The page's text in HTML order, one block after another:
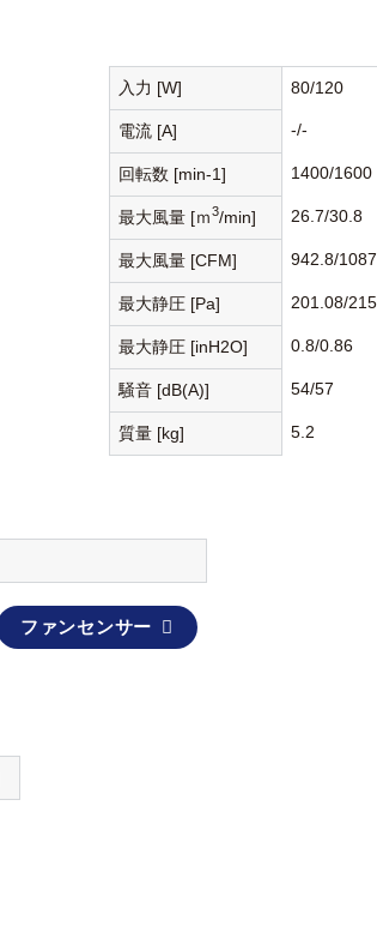
入力 [W] 80/120
電流 [A] -/-
回転数 [min-1] 1400/1600
最大風量 [ｍ3/min] 26.7/30.8
最大風量 [CFM] 942.8/
最大静圧 [Pa] 201.08/
最大静圧 [inH2O] 0.8/0.86
騒音 [dB(A)] 54/57
質量 [kg] 5.2
ファンセンサー